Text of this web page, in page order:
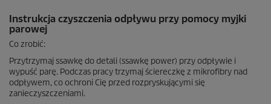
Instrukcja czyszczenia odpływu przy pomocy myjki
parowej
Co zrobić:
Przytrzymaj ssawkę do detali (ssawkę power) przy odpływie i
wypuść parę. Podczas pracy trzymaj ściereczkę z mikrofibry nad
odpływem, co ochroni Cię przed rozpryskującymi się
zanieczyszczeniami.